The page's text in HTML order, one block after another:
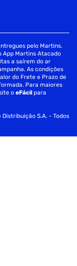
pelo Martins.
App Martins Atacado
a saírem do ar
As condições
do Frete e Prazo de
Para maiores
oeFácil para
S.A. - Todos